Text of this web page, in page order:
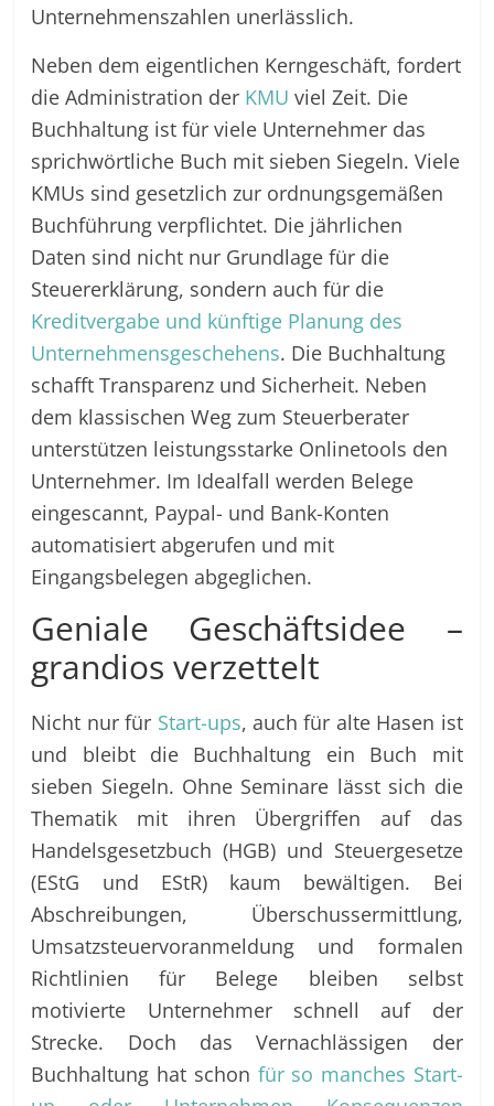
Unternehmenszahlen unerlässlich.
Neben dem eigentlichen Kerngeschäft, fordert
die Administration der KMU viel Zeit. Die
Buchhaltung ist für viele Unternehmer das
sprichwörtliche Buch mit sieben Siegeln. Viele
KMUs sind gesetzlich zur ordnungsgemäßen
Buchführung verpflichtet. Die jährlichen
Daten sind nicht nur Grundlage für die
Steuererklärung, sondern auch für die
Kreditvergabe und künftige Planung des
Unternehmensgeschehens. Die Buchhaltung
schafft Transparenz und Sicherheit. Neben
dem klassischen Weg zum Steuerberater
unterstützen leistungsstarke Onlinetools den
Unternehmer. Im Idealfall werden Belege
eingescannt, Paypal- und Bank-Konten
automatisiert abgerufen und mit
Eingangsbelegen abgeglichen.
Geniale Geschäftsidee –
grandios verzettelt
Nicht nur für Start-ups, auch für alte Hasen ist
und bleibt die Buchhaltung ein Buch mit
sieben Siegeln. Ohne Seminare lässt sich die
Thematik mit ihren Übergriffen auf das
Handelsgesetzbuch (HGB) und Steuergesetze
(EStG und EStR) kaum bewältigen. Bei
Abschreibungen, Überschussermittlung,
Umsatzsteuervoranmeldung und formalen
Richtlinien für Belege bleiben selbst
motivierte Unternehmer schnell auf der
Strecke. Doch das Vernachlässigen der
Buchhaltung hat schon für so manches Start-